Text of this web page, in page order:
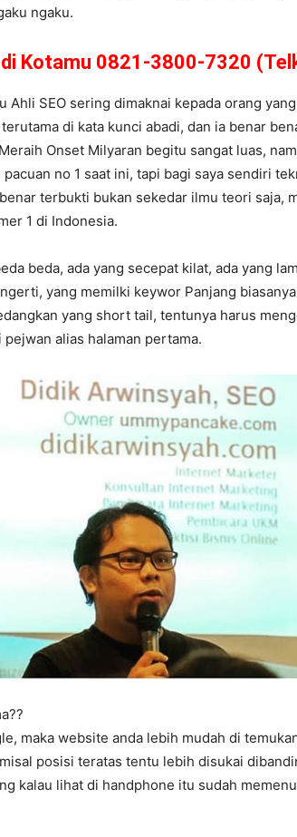
ngaku.
di Kotamu 0821-3800-7320
Ahli SEO sering dimaknai kepada orang
di kata kunci abadi, dan ia benar
Onset Milyaran begitu sangat luas,
no 1 saat ini, tapi bagi saya sendiri
terbukti bukan sekedar ilmu teori saja,
1 di Indonesia.
beda, ada yang secepat kilat, ada yang
yang memilki keywor Panjang
yang short tail, tentunya harus
alias halaman pertama.
maka website anda lebih mudah di
posisi teratas tentu lebih disukai
kalau lihat di handphone itu sudah